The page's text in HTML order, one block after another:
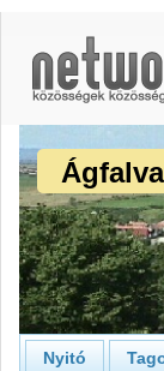
Nyitó